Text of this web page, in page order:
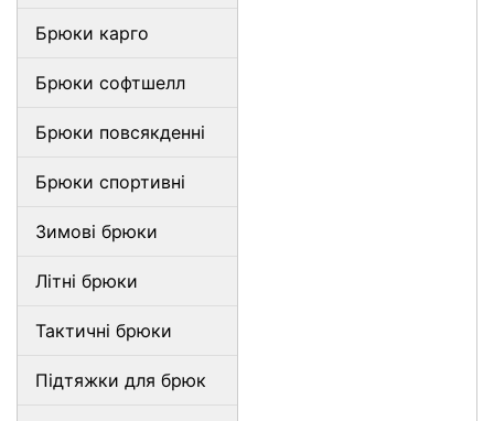
Брюки карго
Брюки софтшелл
Брюки повсякденні
Брюки спортивні
Зимові брюки
Літні брюки
Тактичні брюки
Підтяжки для брюк